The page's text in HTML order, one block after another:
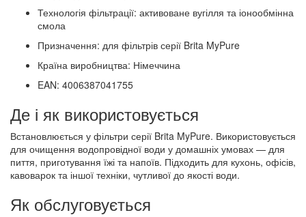
Технологія фільтрації: активоване вугілля та іонообмінна
смола
Призначення: для фільтрів серії Brita MyPure
Країна виробництва: Німеччина
EAN: 4006387041755
Де і як використовується
Встановлюється у фільтри серії Brita MyPure. Використовується
для очищення водопровідної води у домашніх умовах — для
пиття, приготування їжі та напоїв. Підходить для кухонь, офісів,
кавоварок та іншої техніки, чутливої до якості води.
Як обслуговується